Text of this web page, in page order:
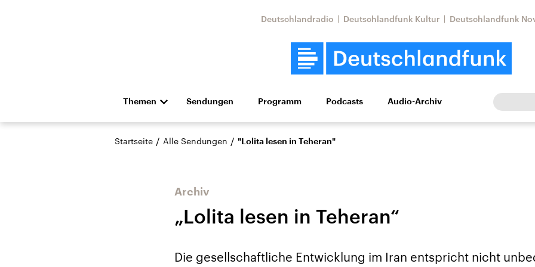
Deutschlandradio Deutschlandfunk Kultur Deutschlandfunk
Themen
Die Nachrichten Politik Wirtschaft Wissen Kultur Europa
Hörspiel und Feature Musik
Anhalt 2026
Aktuelle Beiträge,
Aktuelle Lage und
Aktuelle Lage und
Sendungen Programm Podcasts Audio-Archiv
Startseite / Alle Sendungen / "Lolita lesen in Teheran"
Archiv
„Lolita lesen in Teheran“
Die gesellschaftliche Entwicklung im Iran entspricht nicht